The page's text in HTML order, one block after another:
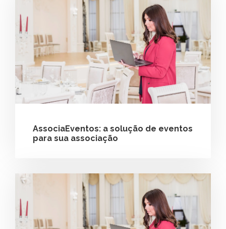
AssociaEventos: a solução de eventos
para sua associação